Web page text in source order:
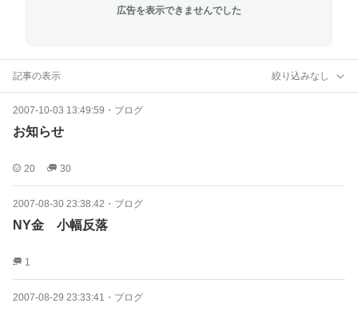
広告を表示できませんでした
記事の表示 絞り込みなし
2007-10-03 13:49:59 ・ ブログ
お知らせ
20 30
2007-08-30 23:38:42 ・ ブログ
NY金 小幅反落
1
2007-08-29 23:33:41 ・ ブログ